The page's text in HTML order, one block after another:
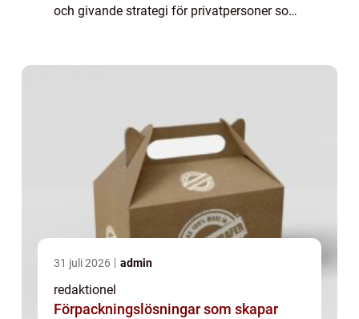
och givande strategi för privatpersoner som
31 juli 2026 admin
redaktionel
Förpackningslösningar som skapar